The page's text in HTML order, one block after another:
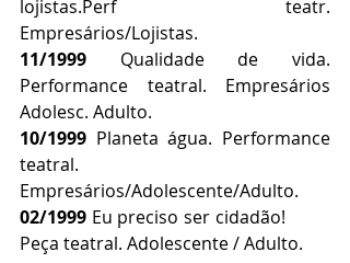
lojistas.Perf teatr.
Empresários/Lojistas.
11/1999 Qualidade de vida.
Performance teatral. Empresários
Adolesc. Adulto.
10/1999 Planeta água. Performance
teatral.
Empresários/Adolescente/Adulto.
02/1999 Eu preciso ser cidadão!
Peça teatral. Adolescente / Adulto.